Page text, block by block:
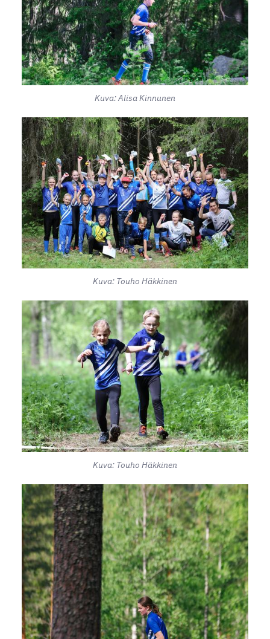
Kuva: Alisa Kinnunen
Kuva: Touho Häkkinen
Kuva: Touho Häkkinen